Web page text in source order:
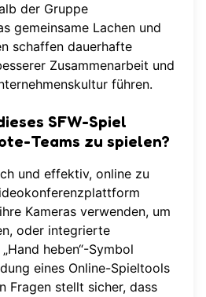
der Gruppe
gemeinsame Lachen und
schaffen dauerhafte
Zusammenarbeit und
führen.
SFW-Spiel
Teams zu spielen?
und effektiv, online zu
Kameras verwenden, um
oder integrierte
heben“-Symbol
eines Online-Spieltools
Fragen stellt sicher, dass